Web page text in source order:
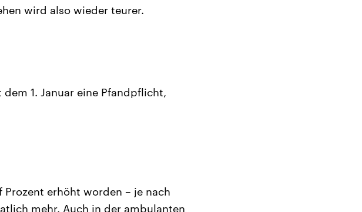
wird also wieder teurer.
1. Januar eine Pfandpflicht,
erhöht worden – je nach
mehr. Auch in der ambulanten